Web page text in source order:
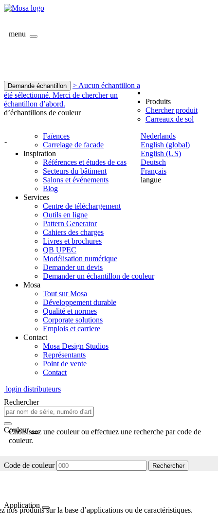
menu
Demande échantillon
> Aucun échantillon a
été sélectionné. Merci de chercher un
échantillon d’abord.
d’échantillons de couleur
-
Nederlands
English (global)
English (US)
Deutsch
Français
langue
Produits
Chercher produit
Carreaux de sol
Faïences
Carrelage de facade
Inspiration
Références et études de cas
Secteurs du bâtiment
Salons et événements
Blog
Services
Centre de téléchargement
Outils en ligne
Pattern Generator
Cahiers des charges
Livres et brochures
QB UPEC
Modélisation numérique
Demander un devis
Demander un échantillon de couleur
Mosa
Tout sur Mosa
Développement durable
Qualité et normes
Corporate solutions
Emplois et carriere
Contact
Mosa Design Studios
Représentants
Point de vente
Contact
login distributeurs
Rechercher
Couleur
Choisissez une couleur ou effectuez une recherche par code de
couleur.
Code de couleur Rechercher
Application
nos produits sur la base d’applications ou de caractéristiques.